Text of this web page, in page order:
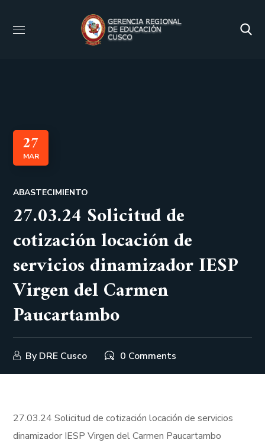
27
MAR
ABASTECIMIENTO
27.03.24 Solicitud de
cotización locación de
servicios dinamizador IESP
Virgen del Carmen
Paucartambo
By DRE Cusco 0 Comments
27.03.24 Solicitud de cotización locación de servicios
dinamizador IESP Virgen del Carmen Paucartambo